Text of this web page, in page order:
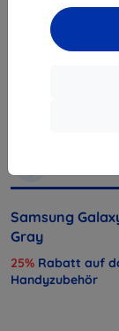
Samsung
Gray
25% Rabatt auf
Handyzubehör